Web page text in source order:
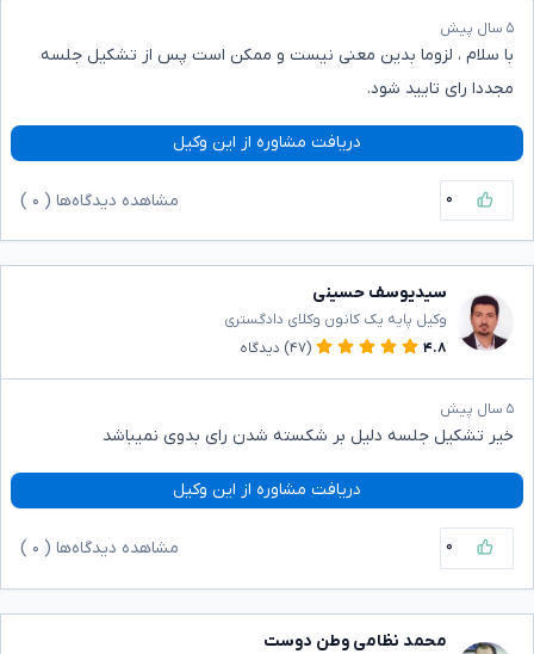
۵ سال پیش
با سلام ، لزوما بدین معنی نیست و ممکن است پس از تشکیل جلسه
مجددا رای تایید شود.
دریافت مشاوره از این وکیل
۰ مشاهده دیدگاه‌ها ( ۰
سیدیوسف حسینی
وکیل پایه یک کانون وکلای دادگستری
۴.۸
(۴۷) دیدگاه
۵ سال پیش
خیر تشکیل جلسه دلیل بر شکسته شدن رای بدوی نمیباشد
دریافت مشاوره از این وکیل
۰ مشاهده دیدگاه‌ها ( ۰
محمد نظامی وطن دوست